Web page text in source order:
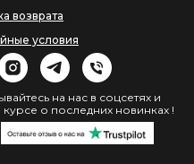
на нас в соцсетях и
курсе о последних новинках !
возврата
условия